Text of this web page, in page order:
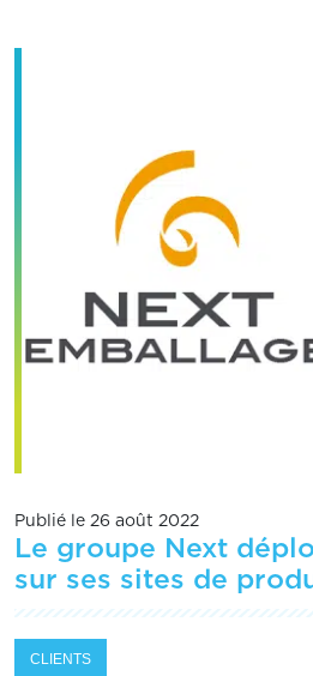
Publié le 26 août 2022
Le groupe Next
sur ses sites de
CLIENTS